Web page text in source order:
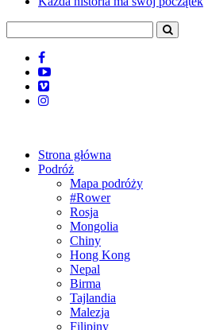
Strona główna
Podróż
Mapa podróży
#Rower
Rosja
Mongolia
Chiny
Hong Kong
Nepal
Birma
Tajlandia
Malezja
Filipiny